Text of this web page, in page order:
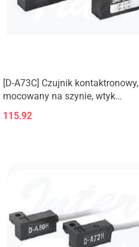
[D-A73C] Czujnik kontaktronowy,
mocowany na szynie, wtyk
115.92